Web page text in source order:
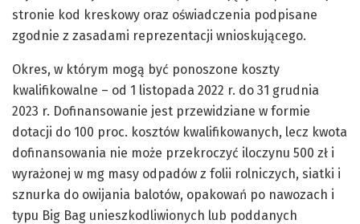
stronie kod kreskowy oraz oświadczenia podpisane
zgodnie z zasadami reprezentacji wnioskującego.
Okres, w którym mogą być ponoszone koszty
kwalifikowalne – od 1 listopada 2022 r. do 31 grudnia
2023 r. Dofinansowanie jest przewidziane w formie
dotacji do 100 proc. kosztów kwalifikowanych, lecz kwota
dofinansowania nie może przekroczyć iloczynu 500 zł i
wyrażonej w mg masy odpadów z folii rolniczych, siatki i
sznurka do owijania balotów, opakowań po nawozach i
typu Big Bag unieszkodliwionych lub poddanych